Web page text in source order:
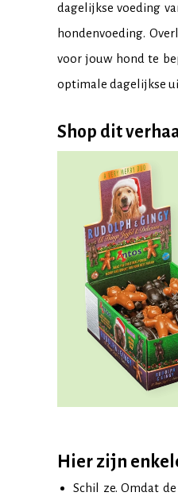
dagelijkse voeding
hondenvoeding.
voor jouw hond te
optimale dagelijkse
Shop dit
Hier zijn
Schil ze. Omdat